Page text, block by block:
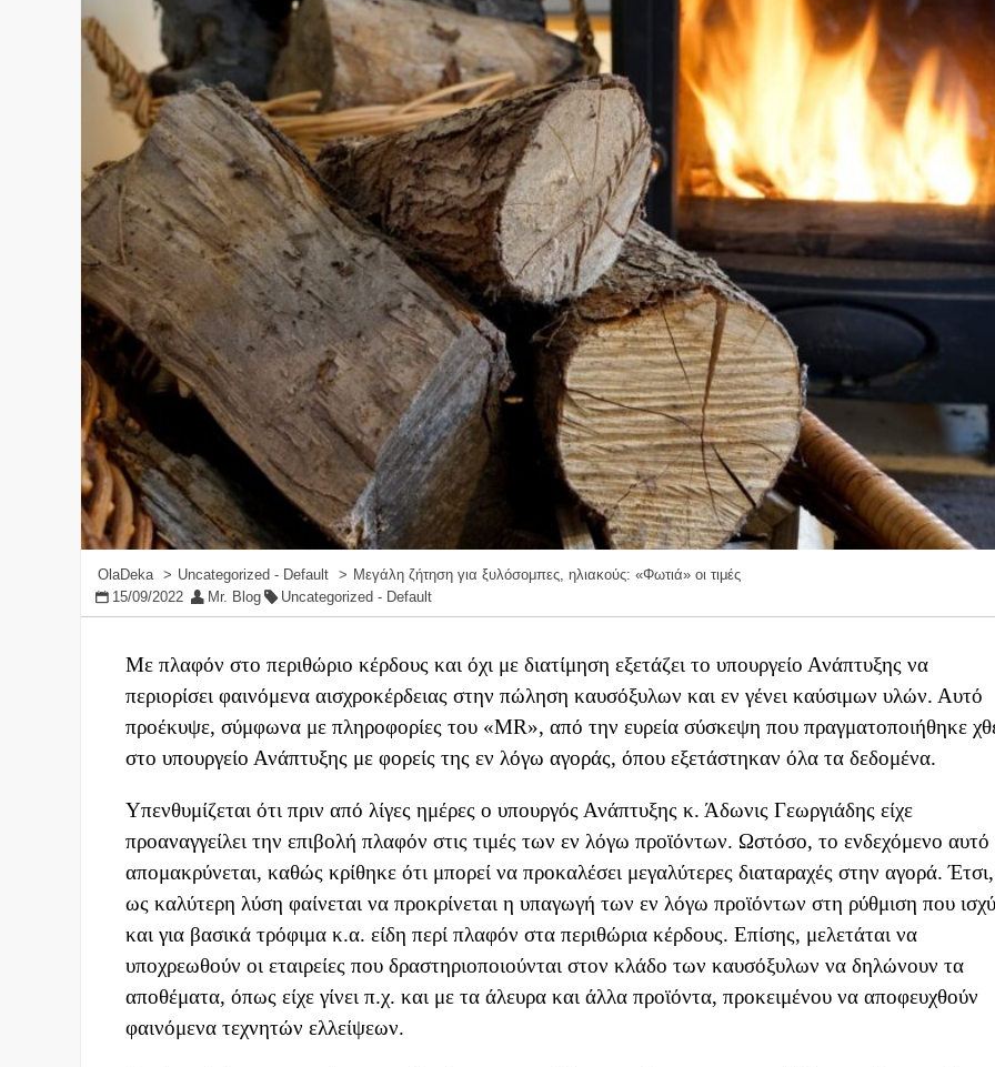
OlaDeka Uncategorized - Default
Μεγάλη ζήτηση για ξυλόσομπες, ηλιακούς: «Φωτιά» οι τιμές
15/09/2022
Mr. Blog Uncategorized - Default
Με πλαφόν στο περιθώριο κέρδους και όχι με διατίμηση εξετάζει το υπουργείο Ανάπτυξης να
περιορίσει φαινόμενα αισχροκέρδειας στην πώληση καυσόξυλων και εν γένει καύσιμων υλών. Αυτό
προέκυψε, σύμφωνα με πληροφορίες του «MR», από την ευρεία σύσκεψη που πραγματοποιήθηκε
στο υπουργείο Ανάπτυξης με φορείς της εν λόγω αγοράς, όπου εξετάστηκαν όλα τα δεδομένα.
Υπενθυμίζεται ότι πριν από λίγες ημέρες ο υπουργός Ανάπτυξης κ. Άδωνις Γεωργιάδης είχε
προαναγγείλει την επιβολή πλαφόν στις τιμές των εν λόγω προϊόντων. Ωστόσο, το ενδεχόμενο αυτό
απομακρύνεται, καθώς κρίθηκε ότι μπορεί να προκαλέσει μεγαλύτερες διαταραχές στην αγορά. Έτσι,
ως καλύτερη λύση φαίνεται να προκρίνεται η υπαγωγή των εν λόγω προϊόντων στη ρύθμιση που
και για βασικά τρόφιμα κ.α. είδη περί πλαφόν στα περιθώρια κέρδους. Επίσης, μελετάται να
υποχρεωθούν οι εταιρείες που δραστηριοποιούνται στον κλάδο των καυσόξυλων να δηλώνουν τα
αποθέματα, όπως είχε γίνει π.χ. και με τα άλευρα και άλλα προϊόντα, προκειμένου να αποφευχθούν
φαινόμενα τεχνητών ελλείψεων.